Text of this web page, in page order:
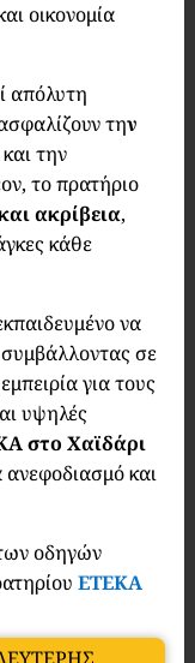
οικονομία
απόλυτη
την
και την
το πρατήριο
ακρίβεια,
κάθε
να
σε
για τους
υψηλές
στο Χαϊδάρι
ανεφοδιασμό και
οδηγών
ΕΤΕΚΑ